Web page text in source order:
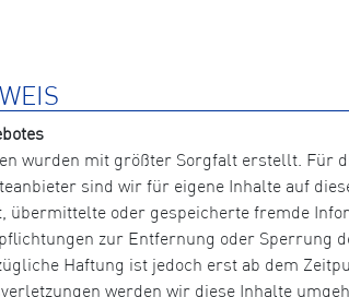
wurden mit größter Sorgfalt erstellt. Für
sind wir für eigene Inhalte auf
übermittelte oder gespeicherte fremde
zur Entfernung oder Sperrung
Haftung ist jedoch erst ab dem
werden wir diese Inhalte